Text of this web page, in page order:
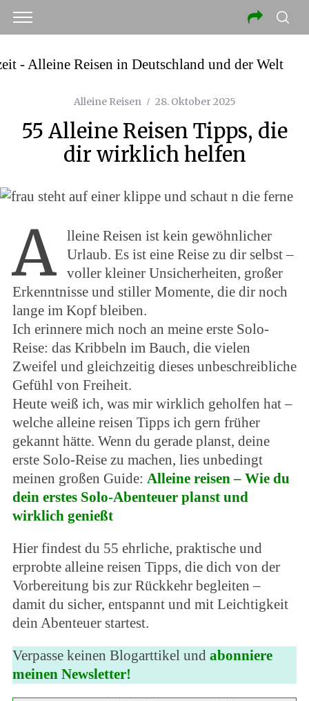
Alleine Reisen 28. Oktober 2025
55 Alleine Reisen Tipps, die
dir wirklich helfen
A
lleine Reisen ist kein gewöhnlicher
Urlaub. Es ist eine Reise zu dir selbst –
voller kleiner Unsicherheiten, großer
Erkenntnisse und stiller Momente, die dir noch
lange im Kopf bleiben.
Ich erinnere mich noch an meine erste Solo-
Reise: das Kribbeln im Bauch, die vielen
Zweifel und gleichzeitig dieses unbeschreibliche
Gefühl von Freiheit.
Heute weiß ich, was mir wirklich geholfen hat –
welche alleine reisen Tipps ich gern früher
gekannt hätte. Wenn du gerade planst, deine
erste Solo-Reise zu machen, lies unbedingt
meinen großen Guide: Alleine reisen – Wie du
dein erstes Solo-Abenteuer planst und
wirklich genießt
Hier findest du 55 ehrliche, praktische und
erprobte alleine reisen Tipps, die dich von der
Vorbereitung bis zur Rückkehr begleiten –
damit du sicher, entspannt und mit Leichtigkeit
dein Abenteuer startest.
Verpasse keinen Blogarttikel und abonniere
meinen Newsletter!